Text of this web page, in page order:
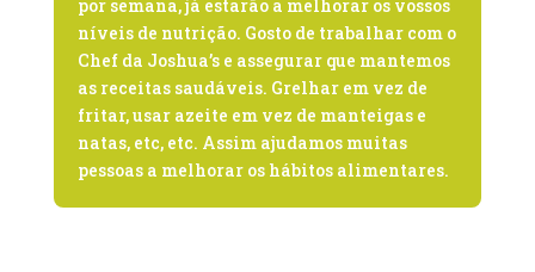
por semana, já estarão a melhorar os vossos
níveis de nutrição. Gosto de trabalhar com o
Chef da Joshua’s e assegurar que mantemos
as receitas saudáveis. Grelhar em vez de
fritar, usar azeite em vez de manteigas e
natas, etc, etc. Assim ajudamos muitas
pessoas a melhorar os hábitos alimentares.